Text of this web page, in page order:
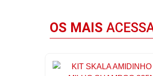
OS MAIS